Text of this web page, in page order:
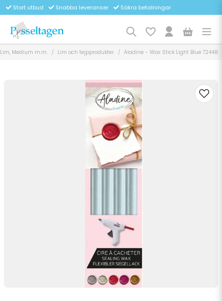
Stort utbud Snabba leveranser Säkra betalningar
Medium m.m. Lim och tejpprodukter Aladine - Wax Stick Light Blue 72448